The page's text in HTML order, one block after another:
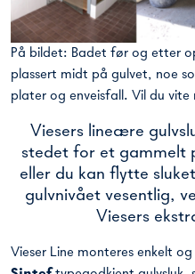
På bildet: Badet før og etter
plassert midt på gulvet, noe
plater og enveisfall. Vil du vite
Viesers lineære
stedet for et gammelt
eller du kan flytte
gulvnivået vesentlig,
Viesers
Vieser Line monteres enkelt